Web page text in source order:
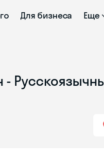
Для бизнеса Еще
-